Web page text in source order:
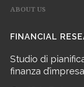
ABOUT US
FINANCIAL
Studio di
finanza d’impresa